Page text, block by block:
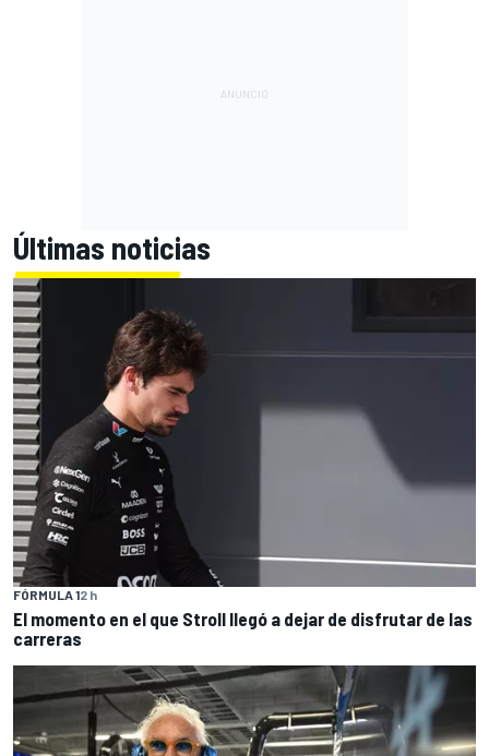
Últimas noticias
FÓRMULA 12 h
El momento en el que Stroll llegó a dejar de disfrutar de las
carreras